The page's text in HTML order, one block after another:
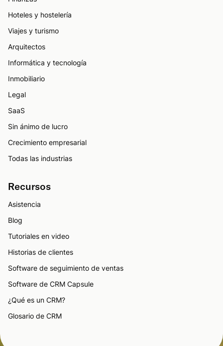
Hoteles y hostelería
Viajes y turismo
Arquitectos
Informática y tecnología
Inmobiliario
Legal
SaaS
Sin ánimo de lucro
Crecimiento empresarial
Todas las industrias
Recursos
Asistencia
Blog
Tutoriales en video
Historias de clientes
Software de seguimiento de ventas
Software de CRM Capsule
¿Qué es un CRM?
Glosario de CRM